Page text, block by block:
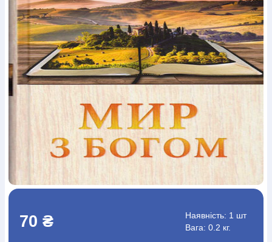
Богослов`яШлюб і сім`яЮдаїзм
Супутні товари
ПеріодикаАудіоРучки кулькові ВідеоГалантерея
Закладки для книгФутболки Брелоки СумкиБіжутерія
БлокнотиЩоденники / щотижневикиВироби з дерева
Вироби з кераміки і глиниВироби з сріблаКартини
Навчальні мапиШкіряні виробиМагнітиМеталеві
вироби
Міні-лампи Наклейки Настільні ігри
Пакети
подарункові
Плакати Пластмасові виробиХустки
Подарункові карткиРозвиваючі ігриРепринти
Фотокартини Чохли на БибліїГоловні убори
КалендаріКанцелярскі товариКомп`ютерні ігри
Годинники
Пазли
Книга в комплекті
(097) 880-6379
70 ₴ Наявність: 1 шт
Вага: 0.2 кг.